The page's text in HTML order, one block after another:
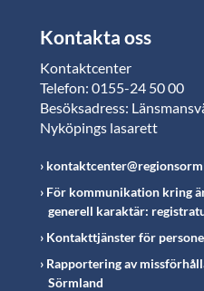
Kontakta oss
Kontaktcenter
Telefon: 0155-24 50 00
Besöksadress:
Nyköpings lasarett
För kommunikation kring
generell karaktär:
Kontakttjänster för
Rapportering av
Sörmland